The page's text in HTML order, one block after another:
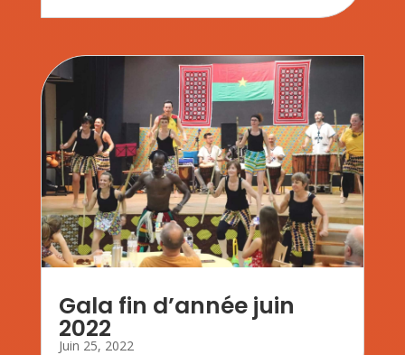
Gala fin d’année juin
2022
Juin 25, 2022